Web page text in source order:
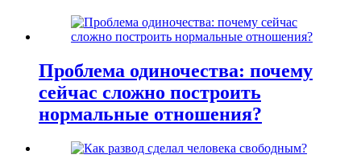
Проблема одиночества: почему
сейчас сложно построить
нормальные отношения?